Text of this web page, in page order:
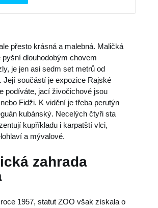
přesto krásná a malebná. Maličká
dlouhodobým chovem
je jen asi sedm set metrů od
Její součástí je expozice Rajské
podíváte, jací živočichové jsou
Fidži. K vidění je třeba perutýn
kubánský. Necelých čtyři sta
kupříkladu i karpatští vlci,
a mývalové.
zahrada
1957, statut ZOO však získala o